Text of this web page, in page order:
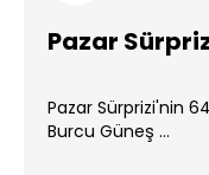
Pazar
Pazar Sürprizi'nin
Burcu Güneş ...